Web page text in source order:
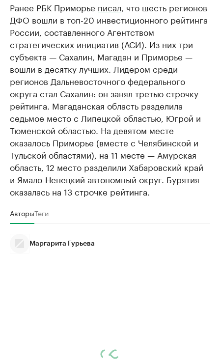
Ранее РБК Приморье писал , что шесть регионов
ДФО вошли в топ-20 инвестиционного рейтинга
России, составленного Агентством
стратегических инициатив (АСИ). Из них три
субъекта — Сахалин, Магадан и Приморье —
вошли в десятку лучших. Лидером среди
регионов Дальневосточного федерального
округа стал Сахалин: он занял третью строчку
рейтинга. Магаданская область разделила
седьмое место с Липецкой областью, Югрой и
Тюменской областью. На девятом месте
оказалось Приморье (вместе с Челябинской и
Тульской областями), на 11 месте — Амурская
область, 12 место разделили Хабаровский край
и Ямало-Ненецкий автономный округ. Бурятия
оказалась на 13 строчке рейтинга.
АвторыТеги
Маргарита Гурьева